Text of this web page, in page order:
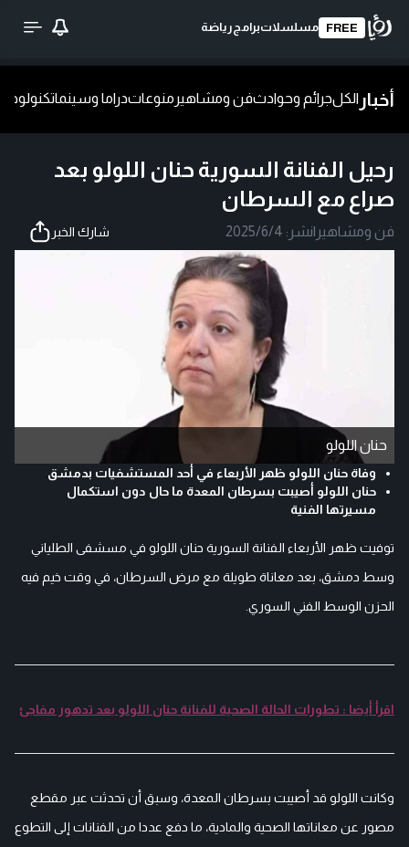
FREE مسلسلاتبرامج رياضة
أخبار الكلجرائم وحوادثفن ومشاهير منوعاتدراما وسينماتكنولوجيا
رحيل الفنانة السورية حنان اللولو بعد
صراع مع السرطان
فن ومشاهير |نشر: 2025/6/4 شارك الخبر
حنان اللولو
وفاة حنان اللولو ظهر الأربعاء في أحد المستشفيات بدمشق
حنان اللولو أصيبت بسرطان المعدة ما حال دون استكمال
مسيرتها الفنية
توفيت ظهر الأربعاء الفنانة السورية حنان اللولو في مسشفى الطلياني
وسط دمشق، بعد معاناة طويلة مع مرض السرطان، في وقت خيم فيه
الحزن الوسط الفني السوري.
اقرأ أيضا : تطورات الحالة الصحية للفنانة حنان اللولو بعد تدهور مفاجئ
وكانت اللولو قد أصيبت بسرطان المعدة، وسبق أن تحدثت عبر مقطع
مصور عن معاناتها الصحية والمادية، ما دفع عددا من الفنانات إلى التطوع